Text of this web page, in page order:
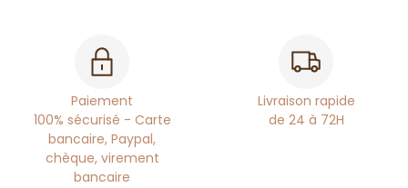
Paiement
100% sécurisé - Carte
bancaire, Paypal,
chèque, virement
bancaire
Livraison rapide
de 24 à 72H